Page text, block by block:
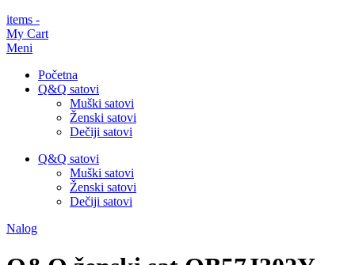
items -
My Cart
Meni
Početna
Q&Q satovi
Muški satovi
Ženski satovi
Dečiji satovi
Q&Q satovi
Muški satovi
Ženski satovi
Dečiji satovi
Nalog